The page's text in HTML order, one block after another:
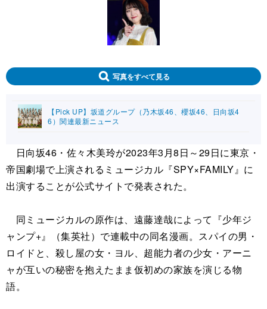
写真をすべて見る
【Pick UP】坂道グループ（乃木坂46、櫻坂46、日向坂4
6）関連最新ニュース
日向坂46・佐々木美玲が2023年3月8日～29日に東京・
帝国劇場で上演されるミュージカル『SPY×FAMILY』に
出演することが公式サイトで発表された。
同ミュージカルの原作は、遠藤達哉によって『少年ジ
ャンプ+』（集英社）で連載中の同名漫画。スパイの男・
ロイドと、殺し屋の女・ヨル、超能力者の少女・アーニ
ャが互いの秘密を抱えたまま仮初めの家族を演じる物
語。